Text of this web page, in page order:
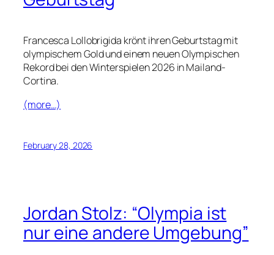
Francesca Lollobrigida krönt ihren Geburtstag mit
olympischem Gold und einem neuen Olympischen
Rekord bei den Winterspielen 2026 in Mailand-
Cortina.
(more…)
February 28, 2026
Jordan Stolz: “Olympia ist
nur eine andere Umgebung”